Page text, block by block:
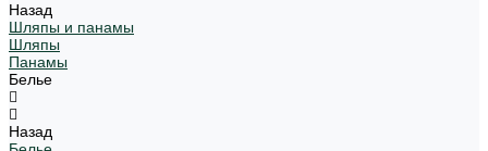
Назад
Шляпы и панамы
Шляпы
Панамы
Белье
Назад